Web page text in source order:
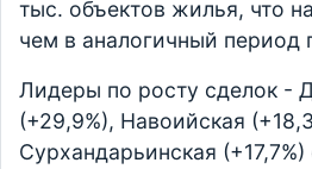
тыс. объектов жилья, что
чем в аналогичный период
Лидеры по росту сделок -
(+29,9%), Навоийская
Сурхандарьинская (+17,7%)